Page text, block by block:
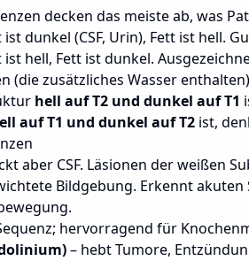
decken das meiste ab, was
ist dunkel (CSF, Urin), Fett ist hell.
ist hell, Fett ist dunkel.
(die zusätzliches Wasser
hell auf T2 und dunkel auf T1
auf T1 und dunkel auf T2 ist,
aber CSF. Läsionen der weißen
Bildgebung. Erkennt
hervorragend für
– hebt Tumore,